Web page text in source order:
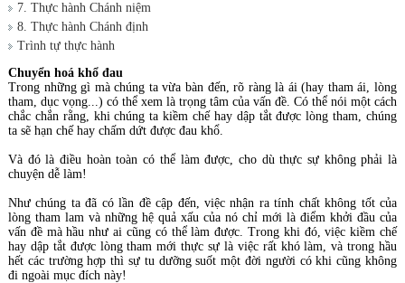
7. Thực hành Chánh niệm
8. Thực hành Chánh định
Trình tự thực hành
Chuyển hoá khổ đau
Trong những gì mà chúng ta vừa bàn đến, rõ ràng là ái (hay tham ái, lòng
tham, dục vọng...) có thể xem là trọng tâm của vấn đề. Có thể nói một cách
chắc chắn rằng, khi chúng ta kiềm chế hay dập tắt được lòng tham, chúng
ta sẽ hạn chế hay chấm dứt được đau khổ.
Và đó là điều hoàn toàn có thể làm được, cho dù thực sự không phải là
chuyện dễ làm!
Như chúng ta đã có lần đề cập đến, việc nhận ra tính chất không tốt của
lòng tham lam và những hệ quả xấu của nó chỉ mới là điểm khởi đầu của
vấn đề mà hầu như ai cũng có thể làm được. Trong khi đó, việc kiềm chế
hay dập tắt được lòng tham mới thực sự là việc rất khó làm, và trong hầu
hết các trường hợp thì sự tu dưỡng suốt một đời người có khi cũng không
đi ngoài mục đích này!